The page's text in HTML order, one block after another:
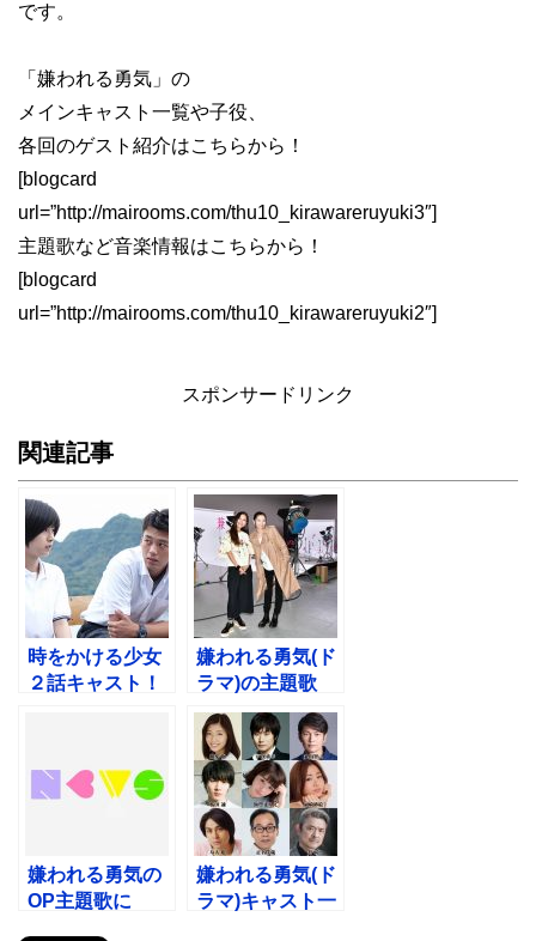
です。
「嫌われる勇気」の
メインキャスト一覧や子役、
各回のゲスト紹介はこちらから！
[blogcard
url=”http://mairooms.com/thu10_kirawareruyuki3″]
主題歌など音楽情報はこちらから！
[blogcard
url=”http://mairooms.com/thu10_kirawareruyuki2″]
スポンサードリンク
関連記事
時をかける少女
２話キャスト！
嫌われる勇気(ド
ラマ)の主題歌
BGMとCM！大
塚愛「私」の発
売日は？
嫌われる勇気の
OP主題歌に
嫌われる勇気(ド
ラマ)キャスト一